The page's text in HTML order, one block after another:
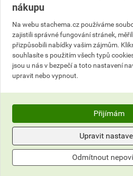
498,52 Kč
Cena s DPH
448,67 Kčza ks
Cena bez DPH
370,80 Kč za
Do košíku přidáte1 ksza448,67
2151010370
Katalogový
Výrobky značky:Stachema
nákupu
Na webu stachema.cz používáme
zajistili správné fungování stránek,
přizpůsobili nabídky vašim zájmům.
souhlasíte s použitím všech typů
jsou u nás v bezpečí a toto nastavení
upravit nebo vypnout.
Přijímám
Upravit
Odmítnout